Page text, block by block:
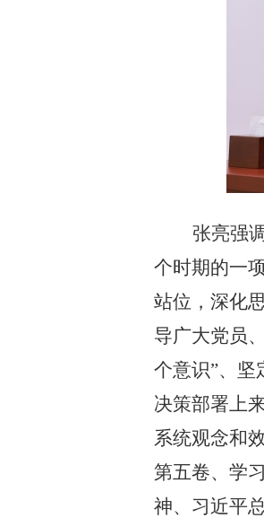
张亮强
个时期的一
站位，深化
导广大党员
个意识”、坚
决策部署上
系统观念和
第五卷、学
神、习近平